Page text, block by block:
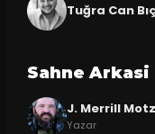
Tuğra Can
Sahne Arkasi
J. Merrill Motz
Yazar